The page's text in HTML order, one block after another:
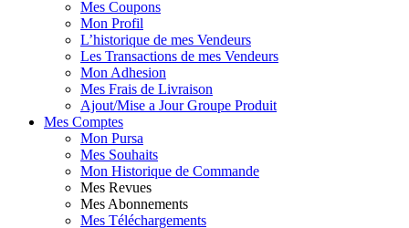
Mes Coupons
Mon Profil
L’historique de mes Vendeurs
Les Transactions de mes Vendeurs
Mon Adhesion
Mes Frais de Livraison
Ajout/Mise a Jour Groupe Produit
Mes Comptes
Mon Pursa
Mes Souhaits
Mon Historique de Commande
Mes Revues
Mes Abonnements
Mes Téléchargements